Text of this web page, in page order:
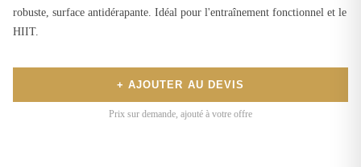
robuste, surface antidérapante. Idéal pour l'entraînement fonctionnel et le
HIIT.
+ AJOUTER AU DEVIS
Prix sur demande, ajouté à votre offre